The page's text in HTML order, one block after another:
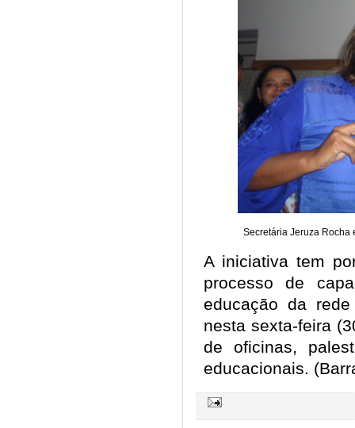
Secretária Jeruza Rocha
A iniciativa tem
processo de
educação da
nesta sexta-feira
de oficinas,
educacionais.